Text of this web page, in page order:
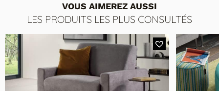
VOUS AIMEREZ AUSSI
LES PRODUITS LES PLUS CONSULTÉS